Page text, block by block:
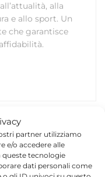
partner utilizziamo
e/o accedere alle
queste tecnologie
dati personali come
alla
e allo sport. Un
che garantisce
I campi